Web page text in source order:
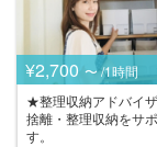
¥2,700 〜 /1時間
★整理収納アドバイ
捨離・整理収納をサ
す。